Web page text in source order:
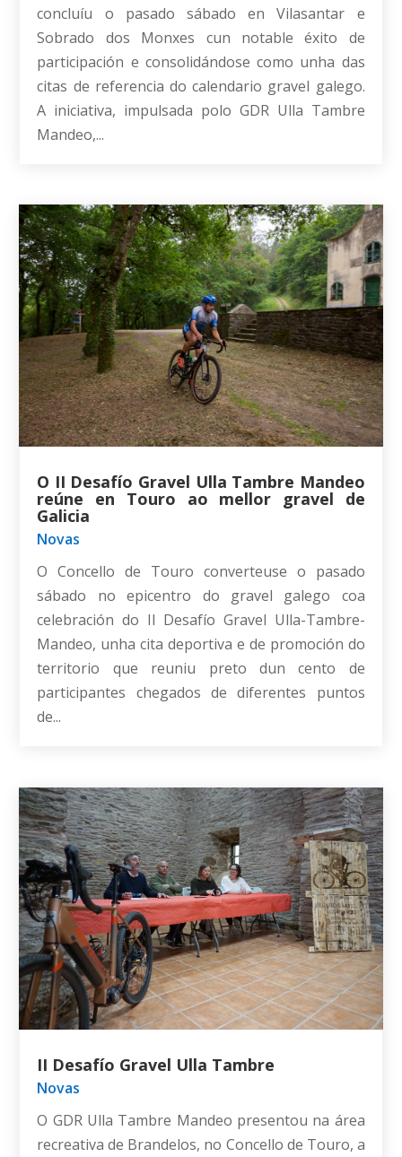
concluíu o pasado sábado en Vilasantar e
Sobrado dos Monxes cun notable éxito de
participación e consolidándose como unha das
citas de referencia do calendario gravel galego.
A iniciativa, impulsada polo GDR Ulla Tambre
Mandeo,...
O II Desafío Gravel Ulla Tambre Mandeo
reúne en Touro ao mellor gravel de
Galicia
Novas
O Concello de Touro converteuse o pasado
sábado no epicentro do gravel galego coa
celebración do II Desafío Gravel Ulla-Tambre-
Mandeo, unha cita deportiva e de promoción do
territorio que reuniu preto dun cento de
participantes chegados de diferentes puntos
de...
II Desafío Gravel Ulla Tambre
Novas
O GDR Ulla Tambre Mandeo presentou na área
recreativa de Brandelos, no Concello de Touro, a